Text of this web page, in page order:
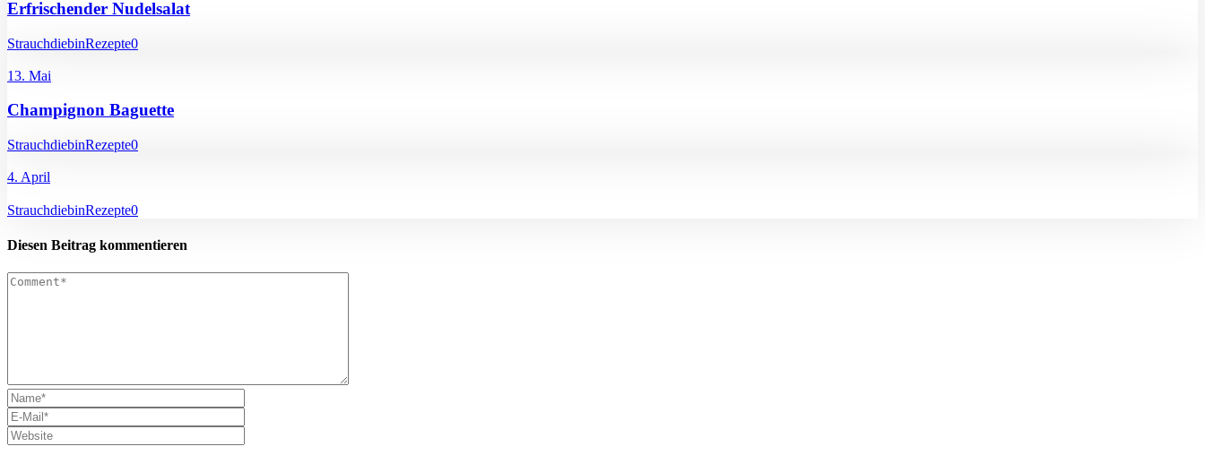
Erfrischender Nudelsalat
StrauchdiebinRezepte0
13. Mai
Champignon Baguette
StrauchdiebinRezepte0
4. April
StrauchdiebinRezepte0
Diesen Beitrag kommentieren